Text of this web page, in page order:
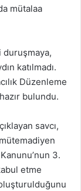
mütalaa
duruşmaya,
katılmadı.
Düzenleme
bulundu.
savcı,
3.
etme